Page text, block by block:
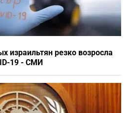
израильтян резко возросла
19 - СМИ